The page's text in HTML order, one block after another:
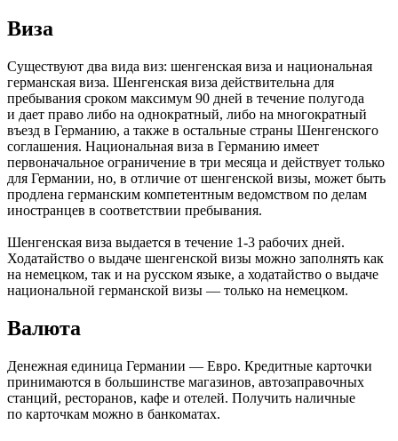
Виза
Cуществуют два вида виз: шенгенская виза и национальная
германская виза. Шенгенская виза действительна для
пребывания сроком максимум 90 дней в течение полугода
и дает право либо на однократный, либо на многократный
въезд в Германию, а также в остальные страны Шенгенского
соглашения. Национальная виза в Германию имеет
первоначальное ограничение в три месяца и действует только
для Германии, но, в отличие от шенгенской визы, может быть
продлена германским компетентным ведомством по делам
иностранцев в соответствии пребывания.
Шенгенская виза выдается в течение 1-3 рабочих дней.
Ходатайство о выдаче шенгенской визы можно заполнять как
на немецком, так и на русском языке, а ходатайство о выдаче
национальной германской визы — только на немецком.
Валюта
Денежная единица Германии — Евро. Кредитные карточки
принимаются в большинстве магазинов, автозаправочных
станций, ресторанов, кафе и отелей. Получить наличные
по карточкам можно в банкоматах.